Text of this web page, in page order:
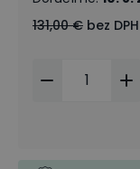
131,00 € bez DPH